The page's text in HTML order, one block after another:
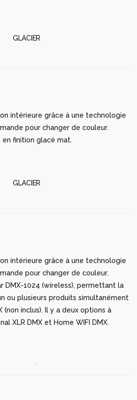
GLACIER
intérieure grâce à une technologie
pour changer de couleur.
en finition glacé mat.
GLACIER
intérieure grâce à une technologie
pour changer de couleur.
DMX-1024 (wireless), permettant la
ou plusieurs produits simultanément
(non inclus). Il y a deux options à
XLR DMX et Home WIFI DMX.